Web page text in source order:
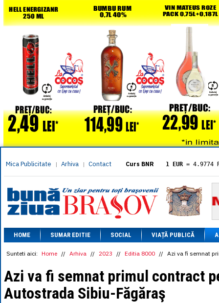
Mica Publicitate | Arhiva | Contact Curs BNR 1 EUR = 4.9774
= 5.8304
1 XAU= 464.4611
1 AED= 1.1933
1 AUD= 2.7957
1 BGN= 2.5449
1 CAD= 3.1559
1 CHF= 5.2813
1 CNY = 0.6015
1 DKK
= 0.6668
1 EGP = 0.0860
HOME SUMAR EDITIE SOCIAL VIAȚĂ PUBLICĂ
Sunteti aici: Home // Arhiva // 2023 // Editia 8000 // Azi va fi semnat
Azi va fi semnat primul contract
Autostrada Sibiu-Făgăraş